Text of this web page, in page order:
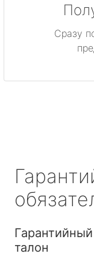
Сразу
Гарантийный
талон